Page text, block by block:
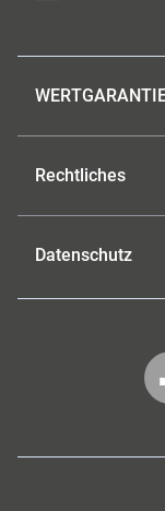
Rechtliches
Datenschutz